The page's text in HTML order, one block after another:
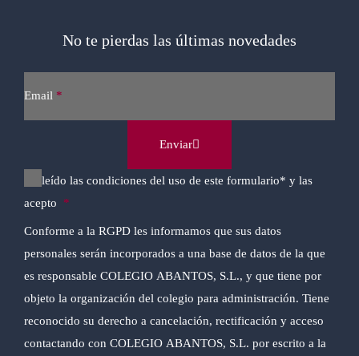
No te pierdas las últimas novedades
Email *
Enviar
He leído las condiciones del uso de este formulario* y las
acepto
*
Conforme a la RGPD les informamos que sus datos
personales serán incorporados a una base de datos de la que
es responsable COLEGIO ABANTOS, S.L., y que tiene por
objeto la organización del colegio para administración. Tiene
reconocido su derecho a cancelación, rectificación y acceso
contactando con COLEGIO ABANTOS, S.L. por escrito a la